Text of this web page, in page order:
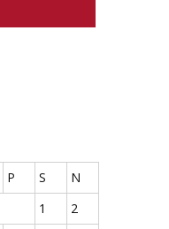
P S
N
1
2